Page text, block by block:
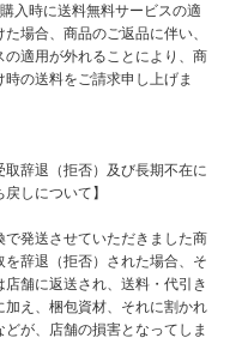
入時に送料無料サービスの適
た場合、商品のご返品に伴い、
の適用が外れることにより、商
時の送料をご請求申し上げま
取辞退（拒否）及び長期不在に
戻しについて】
で発送させていただきました商
を辞退（拒否）された場合、そ
店舗に返送され、送料・代引き
加え、梱包資材、それに割かれ
どが、店舗の損害となってしま